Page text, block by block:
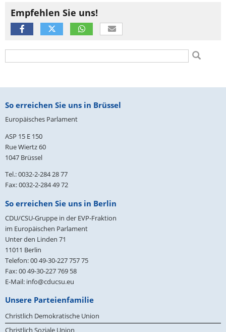
Empfehlen Sie uns!
Suchformular
Fußbereich
So erreichen Sie uns in Brüssel
Europäisches Parlament
ASP 15 E 150
Rue Wiertz 60
1047 Brüssel
Tel.: 0032-2-284 28 77
Fax: 0032-2-284 49 72
So erreichen Sie uns in Berlin
CDU/CSU-Gruppe in der EVP-Fraktion
im Europäischen Parlament
Unter den Linden 71
11011 Berlin
Telefon:00 49-30-227 757 75
Fax:00 49-30-227 769 58
E-Mail: info@cducsu.eu
Unsere Parteienfamilie
Christlich Demokratische Union